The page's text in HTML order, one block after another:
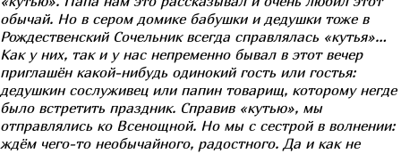
обычай. Но в сером домике бабушки и дедушки тоже в
Рождественский Сочельник всегда справлялась «кутья»…
Как у них, так и у нас непременно бывал в этот вечер
приглашён какой-нибудь одинокий гость или гостья:
дедушкин сослуживец или папин товарищ, которому негде
было встретить праздник. Справив «кутью», мы
отправлялись ко Всенощной. Но мы с сестрой в волнении:
ждём чего-то необычайного, радостного. Да и как не